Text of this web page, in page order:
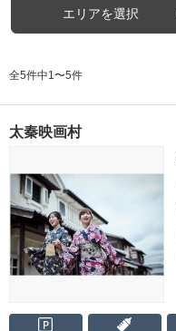
エリアを選択
全5件中1〜5件
太秦映画村